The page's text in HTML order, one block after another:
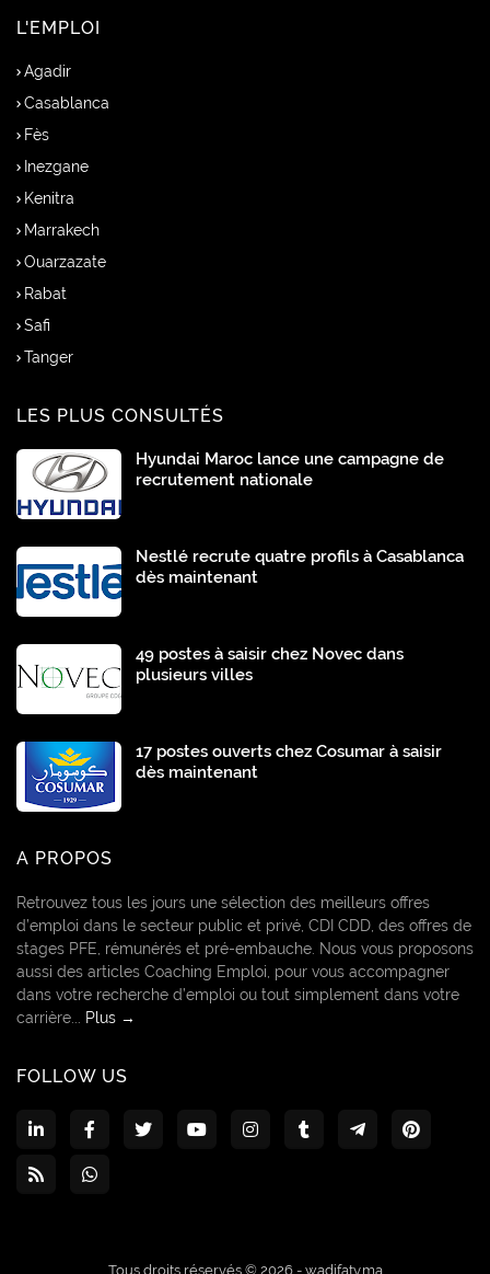
L'EMPLOI
Agadir
Casablanca
Fès
Inezgane
Kenitra
Marrakech
Ouarzazate
Rabat
Safi
Tanger
LES PLUS CONSULTÉS
Hyundai Maroc lance une campagne de
recrutement nationale
Nestlé recrute quatre profils à Casablanca
dès maintenant
49 postes à saisir chez Novec dans
plusieurs villes
17 postes ouverts chez Cosumar à saisir
dès maintenant
A PROPOS
Retrouvez tous les jours une sélection des meilleurs offres
d’emploi dans le secteur public et privé, CDI CDD, des offres de
stages PFE, rémunérés et pré-embauche. Nous vous proposons
aussi des articles Coaching Emploi, pour vous accompagner
dans votre recherche d’emploi ou tout simplement dans votre
carrière...
Plus →
FOLLOW US
Tous droits réservés © 2026 - wadifaty.ma